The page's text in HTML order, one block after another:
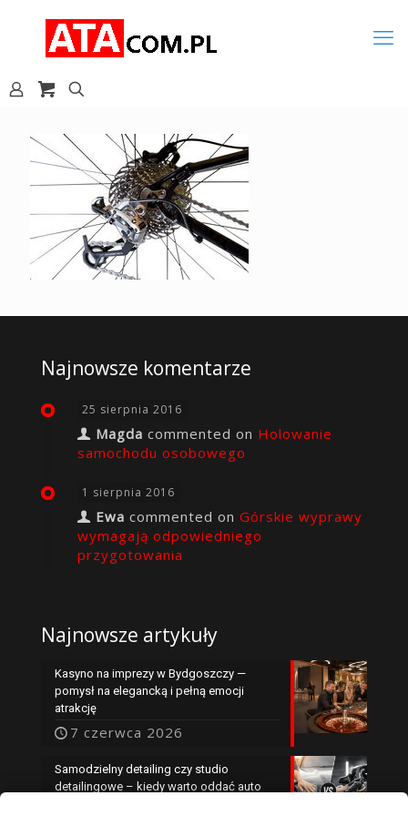
Najnowsze komentarze
25 sierpnia 2016
Magda commented on Holowanie
samochodu osobowego
1 sierpnia 2016
Ewa commented on Górskie wyprawy
wymagają odpowiedniego
przygotowania
Najnowsze artykuły
Kasyno na imprezy w Bydgoszczy —
pomysł na elegancką i pełną emocji
atrakcję
7 czerwca 2026
Samodzielny detailing czy studio
detailingowe – kiedy warto oddać auto